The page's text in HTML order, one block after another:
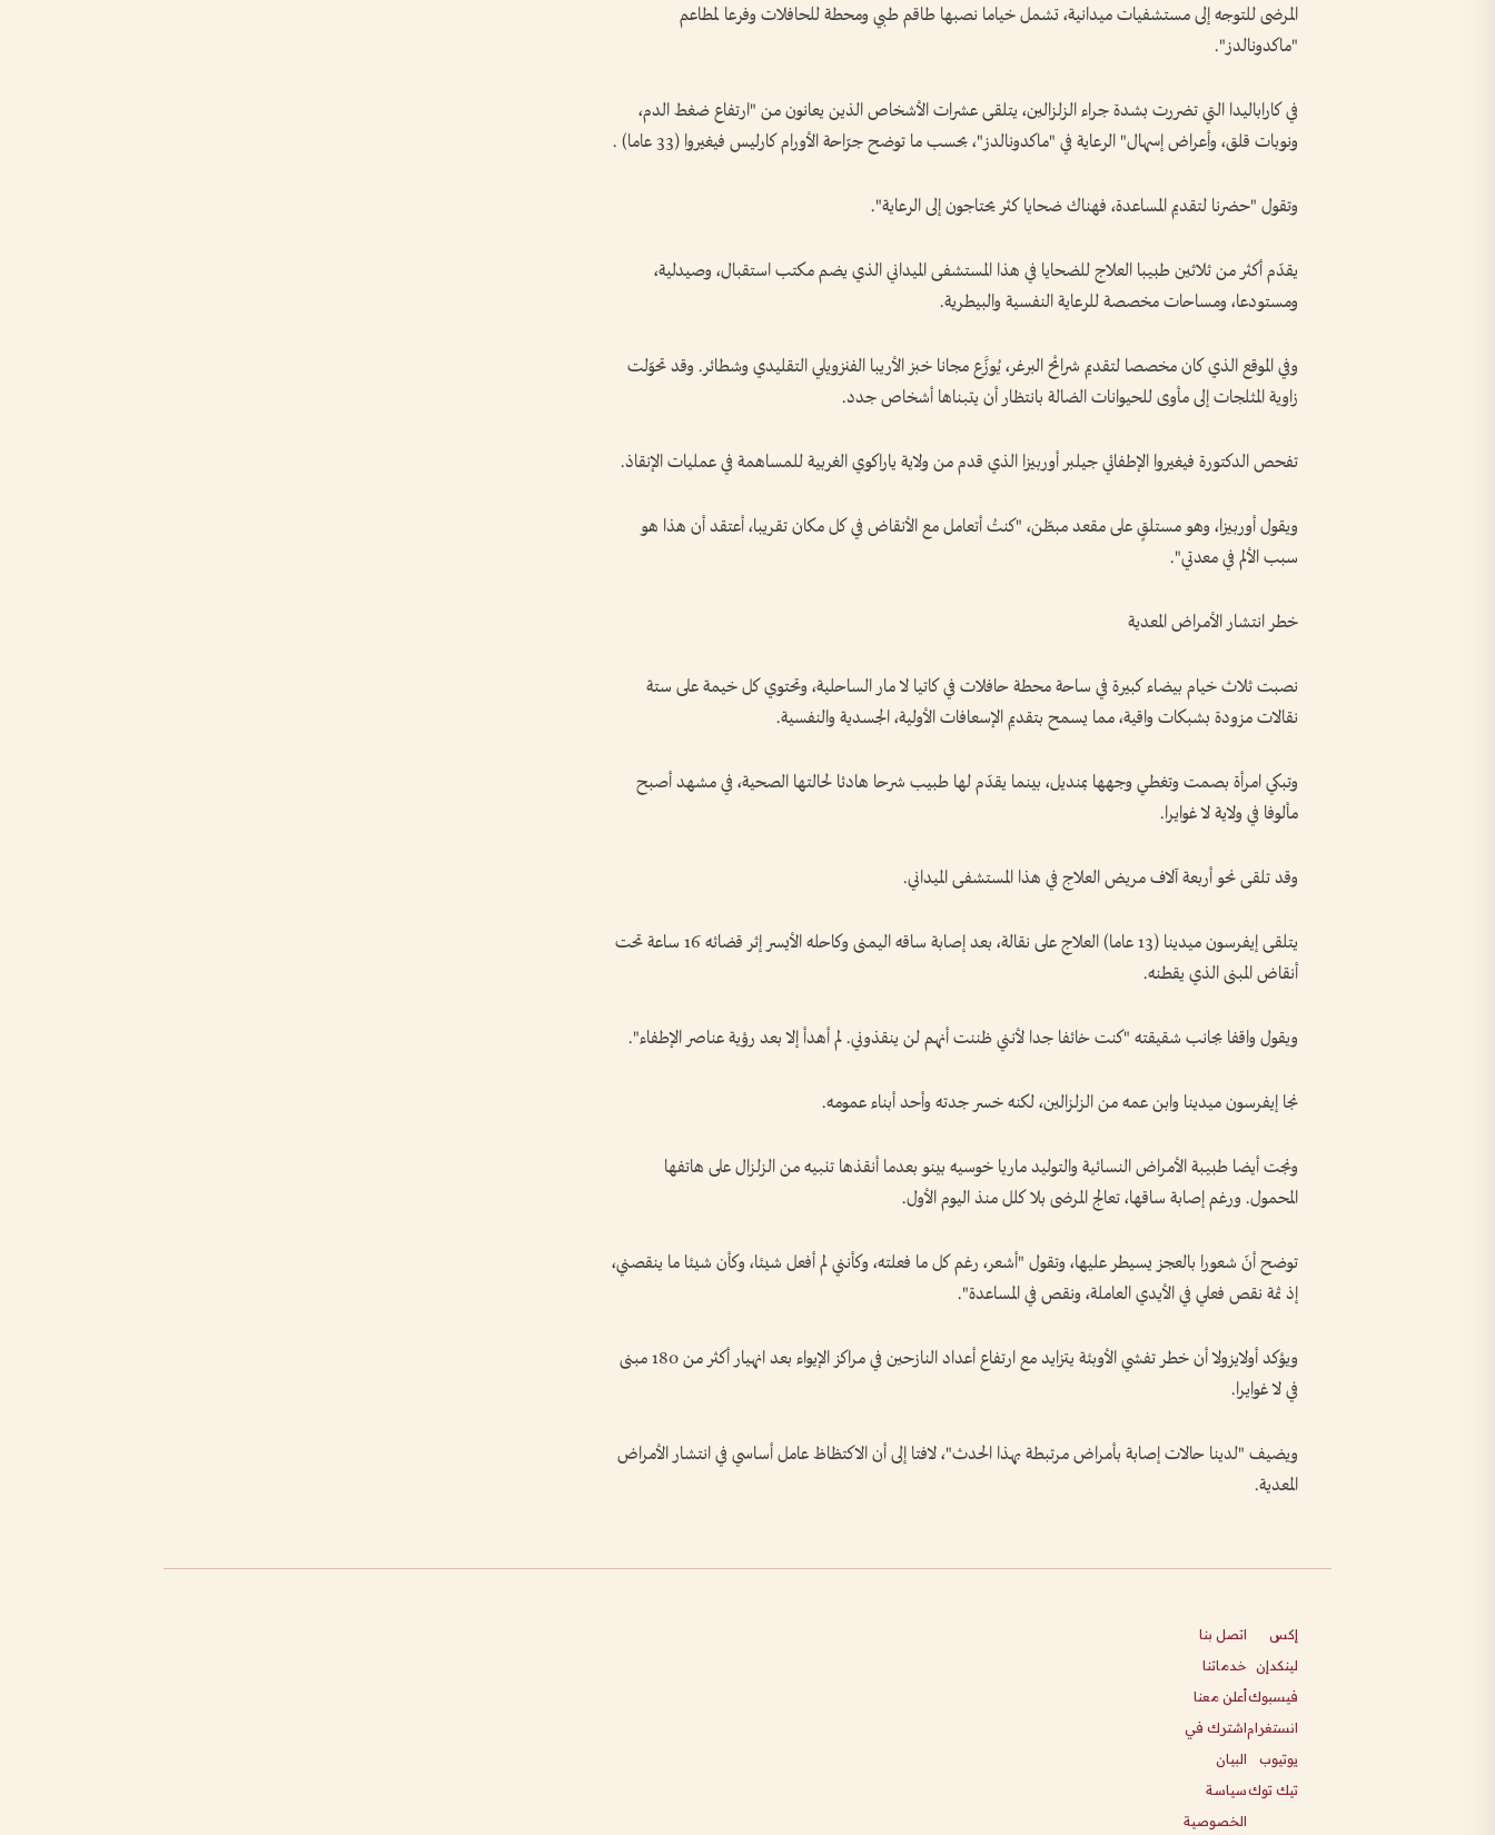
المرضى للتوجه إلى مستشفيات ميدانية، تشمل خياما نصبها طاقم طبي ومحطة للحافلات وفرعا لمطاعم
"ماكدونالدز".
في كاراباليدا التي تضررت بشدة جراء الزلزالين، يتلقى عشرات الأشخاص الذين يعانون من "ارتفاع ضغط الدم،
ونوبات قلق، وأعراض إسهال" الرعاية في "ماكدونالدز"، بحسب ما توضح جرّاحة الأورام كارليس فيغيروا (33 عاما) .
وتقول "حضرنا لتقديم المساعدة، فهناك ضحايا كثر يحتاجون إلى الرعاية".
يقدّم أكثر من ثلاثين طبيبا العلاج للضحايا في هذا المستشفى الميداني الذي يضم مكتب استقبال، وصيدلية،
ومستودعا، ومساحات مخصصة للرعاية النفسية والبيطرية.
وفي الموقع الذي كان مخصصا لتقديم شرائح البرغر، يُوزَّع مجانا خبز الأريبا الفنزويلي التقليدي وشطائر. وقد تحوّلت
زاوية المثلجات إلى مأوى للحيوانات الضالة بانتظار أن يتبناها أشخاص جدد.
تفحص الدكتورة فيغيروا الإطفائي جيلبر أوربيزا الذي قدم من ولاية ياراكوي الغربية للمساهمة في عمليات الإنقاذ.
ويقول أوربيزا، وهو مستلقٍ على مقعد مبطّن، "كنتُ أتعامل مع الأنقاض في كل مكان تقريبا، أعتقد أن هذا هو
سبب الألم في معدتي".
خطر انتشار الأمراض المعدية
نصبت ثلاث خيام بيضاء كبيرة في ساحة محطة حافلات في كاتيا لا مار الساحلية، وتحتوي كل خيمة على ستة
نقالات مزودة بشبكات واقية، مما يسمح بتقديم الإسعافات الأولية، الجسدية والنفسية.
وتبكي امرأة بصمت وتغطي وجهها بمنديل، بينما يقدّم لها طبيب شرحا هادئا لحالتها الصحية، في مشهد أصبح
مألوفا في ولاية لا غوايرا.
وقد تلقى نحو أربعة آلاف مريض العلاج في هذا المستشفى الميداني.
يتلقى إيفرسون ميدينا (13 عاما) العلاج على نقالة، بعد إصابة ساقه اليمنى وكاحله الأيسر إثر قضائه 16 ساعة تحت
أنقاض المبنى الذي يقطنه.
ويقول واقفا بجانب شقيقته "كنت خائفا جدا لأنني ظننت أنهم لن ينقذوني. لم أهدأ إلا بعد رؤية عناصر الإطفاء".
نجا إيفرسون ميدينا وابن عمه من الزلزالين، لكنه خسر جدته وأحد أبناء عمومه.
ونجت أيضا طبيبة الأمراض النسائية والتوليد ماريا خوسيه بينو بعدما أنقذها تنبيه من الزلزال على هاتفها
المحمول. ورغم إصابة ساقها، تعالج المرضى بلا كلل منذ اليوم الأول.
توضح أنّ شعورا بالعجز يسيطر عليها، وتقول "أشعر، رغم كل ما فعلته، وكأنني لم أفعل شيئا، وكأن شيئا ما ينقصني،
إذ ثمة نقص فعلي في الأيدي العاملة، ونقص في المساعدة".
ويؤكد أولايزولا أن خطر تفشي الأوبئة يتزايد مع ارتفاع أعداد النازحين في مراكز الإيواء بعد انهيار أكثر من 180 مبنى
في لا غوايرا.
ويضيف "لدينا حالات إصابة بأمراض مرتبطة بهذا الحدث"، لافتا إلى أن الاكتظاظ عامل أساسي في انتشار الأمراض
المعدية.
إكس
لينكدإن
فيسبوك
انستغرام
يوتيوب
تيك توك
اتصل بنا
خدماتنا
أعلن معنا
اشترك في
البيان
سياسة
الخصوصية